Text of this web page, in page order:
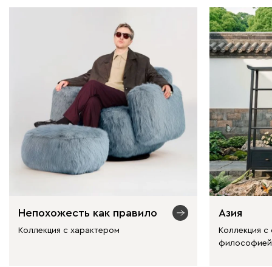
Непохожесть как правило
Коллекция с характером
Азия
Коллекция с
философией